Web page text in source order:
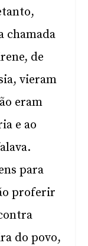
chamada
de
vieram
eram
e ao
para
proferir
do povo,